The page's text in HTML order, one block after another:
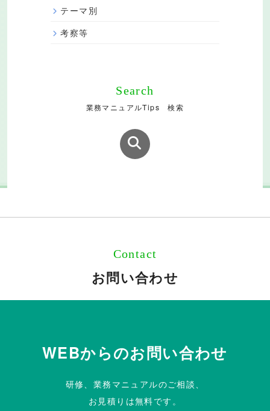
テーマ別
考察等
Search
業務マニュアルTips 検索
Contact
お問い合わせ
WEBからのお問い合わせ
研修、業務マニュアルのご相談、
お見積りは無料です。